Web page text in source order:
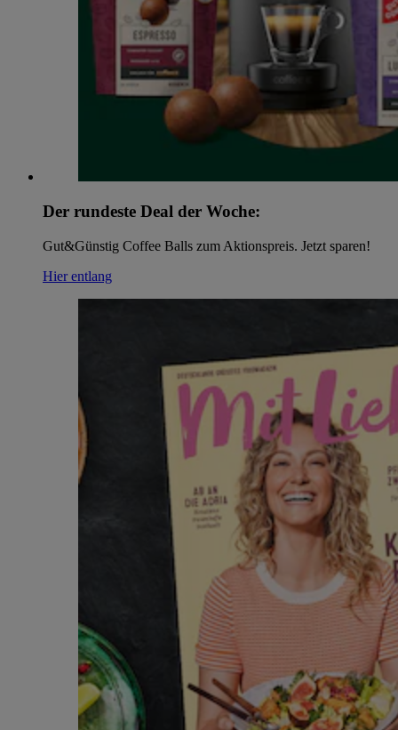
Der rundeste Deal der Woche:
Gut&Günstig Coffee Balls zum Aktionspreis. Jetzt sparen!
Hier entlang